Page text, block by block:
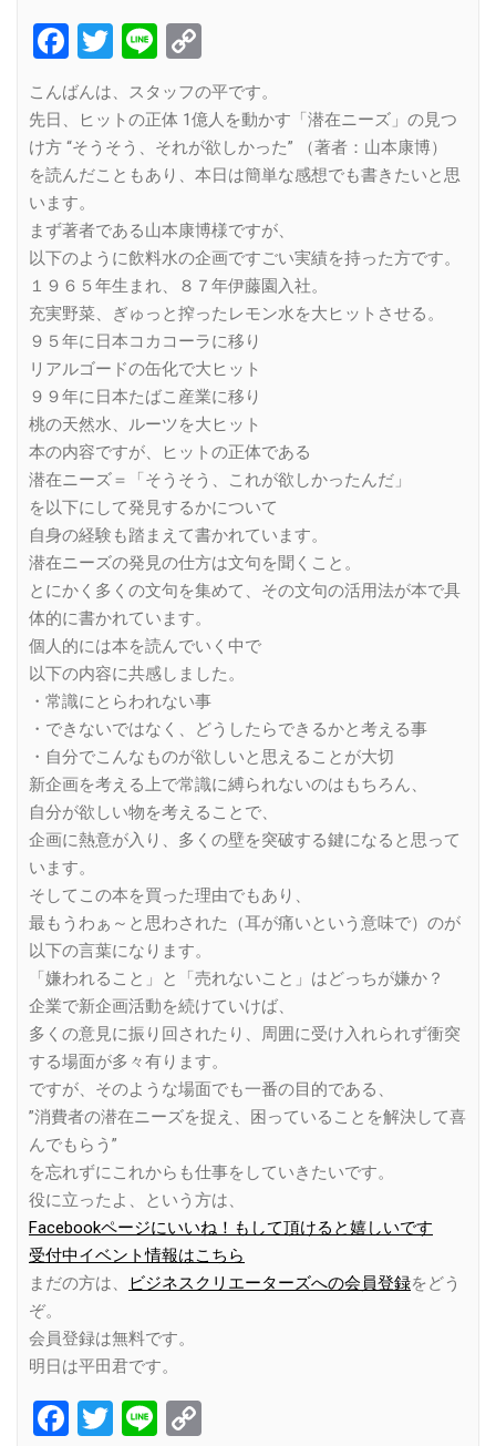
Facebook
Twitter
Line
Link
こんばんは、スタッフの平です。
先日、ヒットの正体 1億人を動かす「潜在ニーズ」の見つ
け方 “そうそう、それが欲しかった” （著者：山本康博）
を読んだこともあり、本日は簡単な感想でも書きたいと思
います。
まず著者である山本康博様ですが、
以下のように飲料水の企画ですごい実績を持った方です。
１９６５年生まれ、８７年伊藤園入社。
充実野菜、ぎゅっと搾ったレモン水を大ヒットさせる。
９５年に日本コカコーラに移り
リアルゴードの缶化で大ヒット
９９年に日本たばこ産業に移り
桃の天然水、ルーツを大ヒット
本の内容ですが、ヒットの正体である
潜在ニーズ＝「そうそう、これが欲しかったんだ」
を以下にして発見するかについて
自身の経験も踏まえて書かれています。
潜在ニーズの発見の仕方は文句を聞くこと。
とにかく多くの文句を集めて、その文句の活用法が本で具
体的に書かれています。
個人的には本を読んでいく中で
以下の内容に共感しました。
・常識にとらわれない事
・できないではなく、どうしたらできるかと考える事
・自分でこんなものが欲しいと思えることが大切
新企画を考える上で常識に縛られないのはもちろん、
自分が欲しい物を考えることで、
企画に熱意が入り、多くの壁を突破する鍵になると思って
います。
そしてこの本を買った理由でもあり、
最もうわぁ～と思わされた（耳が痛いという意味で）のが
以下の言葉になります。
「嫌われること」と「売れないこと」はどっちが嫌か？
企業で新企画活動を続けていけば、
多くの意見に振り回されたり、周囲に受け入れられず衝突
する場面が多々有ります。
ですが、そのような場面でも一番の目的である、
”消費者の潜在ニーズを捉え、困っていることを解決して喜
んでもらう”
を忘れずにこれからも仕事をしていきたいです。
役に立ったよ、という方は、
Facebookページにいいね！もして頂けると嬉しいです
受付中イベント情報はこちら
まだの方は、
ビジネスクリエーターズへの会員登録をどう
ぞ。
会員登録は無料です。
明日は平田君です。
Facebook
Twitter
Line